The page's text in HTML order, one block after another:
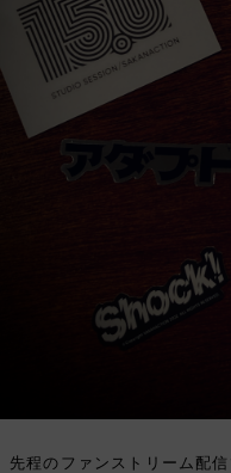
先程のファンストリーム配